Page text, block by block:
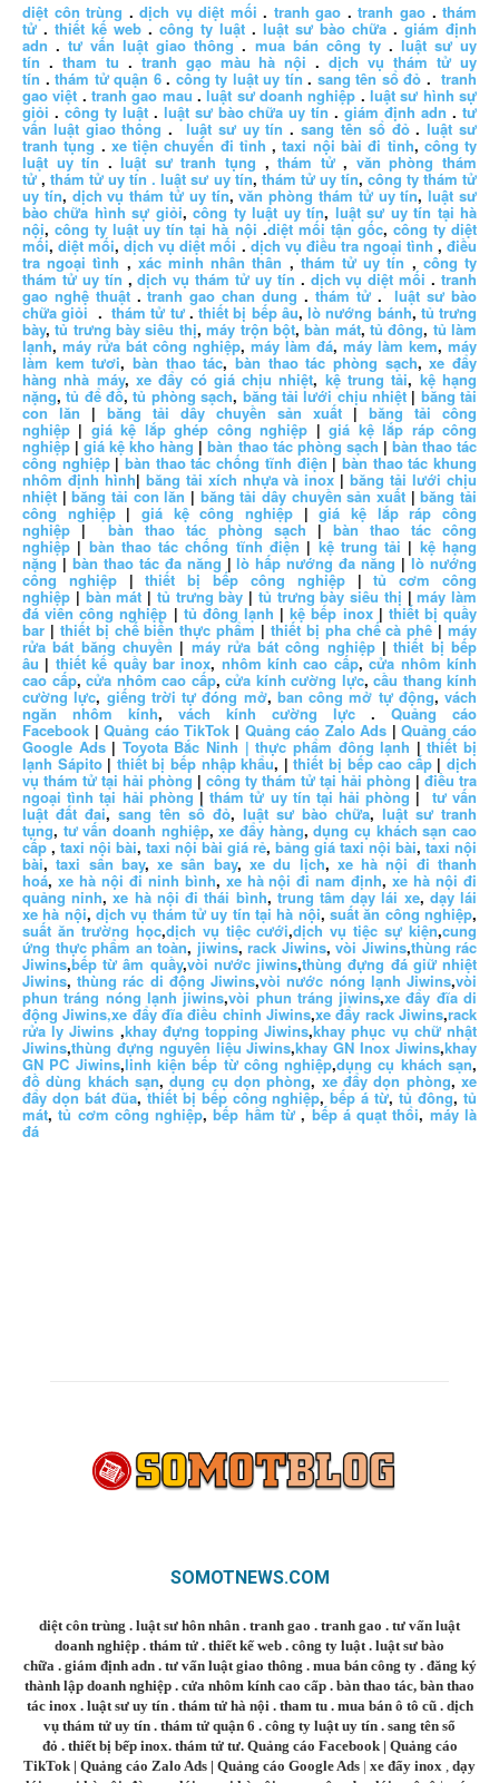
diệt côn trùng .dịch vụ diệt mối . tranh gao .tranh gao .thám
tử . thiết kế web . công ty luật . luật sư bào chữa . giám định
adn .tư vấn luật giao thông . mua bán công ty. luật sư uy
tín . tham tu . tranh gạo màu hà nội .dịch vụ thám tử uy
tín .thám tử quận 6. công ty luật uy tín . sang tên sổ đỏ .tranh
gao việt .tranh gao mau .luật sư doanh nghiệp .luật sư hình sự
giỏi . công ty luật. luật sư bào chữa uy tín .giám định adn .tư
vấn luật giao thông . luật sư uy tín .sang tên sổ đỏ.luật sư
tranh tụng . xe tiện chuyến đi tỉnh ,taxi nội bài đi tỉnh, công ty
luật uy tín .luật sư tranh tụng ,thám tử, văn phòng thám
tử ,thám tử uy tín . luật sư uy tín, thám tử uy tín, công ty thám tử
uy tín, dịch vụ thám tử uy tín,văn phòng thám tử uy tín,luật sư
bào chữa hình sự giỏi,công ty luật uy tín, luật sư uy tín tại hà
nội,công ty luật uy tín tại hà nội .diệt mối tận gốc, công ty diệt
mối,diệt mối,dịch vụ diệt mối . dịch vụ điều tra ngoại tình ,điều
tra ngoại tình , xác minh nhân thân , thám tử uy tín , công ty
thám tử uy tín ,dịch vụ thám tử uy tín . dịch vụ diệt mối .tranh
gao nghệ thuật.tranh gao chan dung . thám tử.luật sư bào
chữa giỏi .thám tử tư.thiết bị bếp âu,lò nướng bánh, tủ trưng
bày,tủ trưng bày siêu thị,máy trộn bột,bàn mát, tủ đông, tủ làm
lạnh, máy rửa bát công nghiệp, máy làm đá, máy làm kem, máy
làm kem tươi,bàn thao tác,bàn thao tác phòng sạch,xe đẩy
hàng nhà máy, xe đẩy có giá chịu nhiệt, kệ trung tải, kệ hạng
nặng,tủ để đồ,tủ phòng sạch, băng tải lưới chịu nhiệt| băng tải
con lăn | băng tải dây chuyền sản xuất | băng tải công
nghiệp | giá kệ lắp ghép công nghiệp |giá kệ lắp ráp công
nghiệp |giá kệ kho hàng |bàn thao tác phòng sạch | bàn thao tác
công nghiệp|bàn thao tác chống tĩnh điện | bàn thao tác khung
nhôm định hình| băng tải xích nhựa và inox |băng tải lưới chịu
nhiệt |băng tải con lăn | băng tải dây chuyền sản xuất |băng tải
công nghiệp|giá kệ công nghiệp |giá kệ lắp ráp công
nghiệp |bàn thao tác phòng sạch | bàn thao tác công
nghiệp | bàn thao tác chống tĩnh điện | kệ trung tải | kệ hạng
nặng | bàn thao tác đa năng |lò hấp nướng đa năng |lò nướng
công nghiệp|thiết bị bếp công nghiệp|tủ cơm công
nghiệp | bàn mát | tủ trưng bày | tủ trưng bày siêu thị |máy làm
đá viên công nghiệp | tủ đông lạnh |kệ bếp inox| thiết bị quầy
bar | thiết bị chế biến thực phẩm | thiết bị pha chế cà phê | máy
rửa bát băng chuyền | máy rửa bát công nghiệp|thiết bị bếp
âu | thiết kế quầy bar inox, nhôm kính cao cấp,cửa nhôm kính
cao cấp, cửa nhôm cao cấp, cửa kính cường lực, cầu thang kính
cường lực, giếng trời tự đóng mở, ban công mở tự động, vách
ngăn nhôm kính, vách kính cường lực . Quảng cáo
Facebook |Quảng cáo TikTok | Quảng cáo Zalo Ads |Quảng cáo
Google Ads| Toyota Bắc Ninh | thực phẩm đông lạnh |thiết bị
lạnh Sápito | thiết bị bếp nhập khẩu, |thiết bị bếp cao cấp|dịch
vụ thám tử tại hải phòng | công ty thám tử tại hải phòng | điều tra
ngoại tình tại hải phòng |thám tử uy tín tại hải phòng | tư vấn
luật đất đai, sang tên sổ đỏ, luật sư bào chữa, luật sư tranh
tụng, tư vấn doanh nghiệp,xe đẩy hàng,dụng cụ khách sạn cao
cấp , taxi nội bài, taxi nội bài giá rẻ, bảng giá taxi nội bài, taxi nội
bài,taxi sân bay,xe sân bay,xe du lịch, xe hà nội đi thanh
hoá, xe hà nội đi ninh bình, xe hà nội đi nam định,xe hà nội đi
quảng ninh,xe hà nội đi thái bình, trung tâm dạy lái xe, dạy lái
xe hà nội,dịch vụ thám tử uy tín tại hà nội,suất ăn công nghiệp,
suất ăn trường học,dịch vụ tiệc cưới,dịch vụ tiệc sự kiện,cung
ứng thực phẩm an toàn, jiwins, rack Jiwins, vòi Jiwins,thùng rác
Jiwins,bếp từ âm quầy,vòi nước jiwins,thùng đựng đá giữ nhiệt
Jiwins,thùng rác di động Jiwins,vòi nước nóng lạnh Jiwins,vòi
phun tráng nóng lạnh jiwins,vòi phun tráng jiwins,xe đẩy đĩa di
động Jiwins,xe đẩy đĩa điều chỉnh Jiwins,xe đẩy rack Jiwins,rack
rửa ly Jiwins ,khay đựng topping Jiwins,khay phục vụ chữ nhật
Jiwins,thùng đựng nguyên liệu Jiwins,khay GN Inox Jiwins,khay
GN PC Jiwins,linh kiện bếp từ công nghiệp,dụng cụ khách sạn,
đồ dùng khách sạn,dụng cụ dọn phòng, xe đẩy dọn phòng,xe
đẩy dọn bát đũa, thiết bị bếp công nghiệp,bếp á từ,tủ đông,tủ
mát,tủ cơm công nghiệp,bếp hầm từ , bếp á quạt thổi, máy là
đá
SOMOTNEWS.COM
diệt côn trùng . luật sư hôn nhân . tranh gao . tranh gao . tư vấn luật
doanh nghiệp . thám tử . thiết kế web . công ty luật. luật sư bào
chữa. giám định adn. tư vấn luật giao thông . mua bán công ty. đăng ký
thành lập doanh nghiệp . cửa nhôm kính cao cấp . bàn thao tác, bàn thao
tác inox. luật sư uy tín. thám tử hà nội. tham tu. mua bán ô tô cũ. dịch
vụ thám tử uy tín . thám tử quận 6 . công ty luật uy tín . sang tên sổ
đỏ . thiết bị bếp inox. thám tử tư. Quảng cáo Facebook| Quảng cáo
TikTok | Quảng cáo Zalo Ads | Quảng cáo Google Ads | xe đẩy inox , dạy